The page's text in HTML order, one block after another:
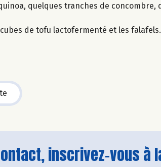
quelques tranches de concombre,
de tofu lactofermenté et les
inscrivez-vous à